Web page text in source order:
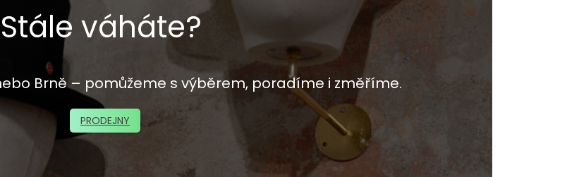
Stále váháte?
Brně – pomůžeme s výběrem, poradíme i změříme.
PRODEJNY